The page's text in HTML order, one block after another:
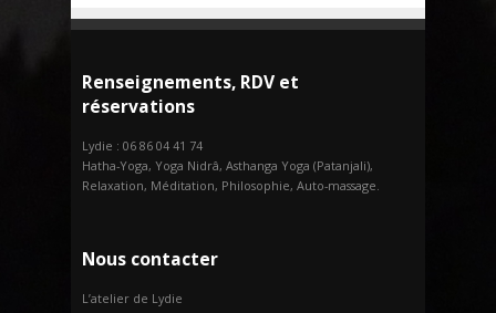
Renseignements, RDV et
réservations
Lydie : 06 86 04 41 74
Hatha-Yoga, Yoga Nidrâ, Asthanga Yoga (Patanjali),
Relaxation, Méditation, Philosophie, Auto-massage.
Nous contacter
L’atelier de Lydie